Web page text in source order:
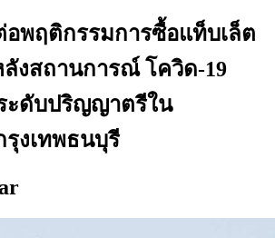
พฤติกรรมการซื้อแท็บเล็ต
งสถานการณ์ โควิด-19
ะดับปริญญาตรีใน
งเทพธนบุรี